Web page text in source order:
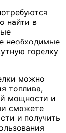
найти в
необходимые
горелку
можно
топлива,
мощности и
сможете
и получить